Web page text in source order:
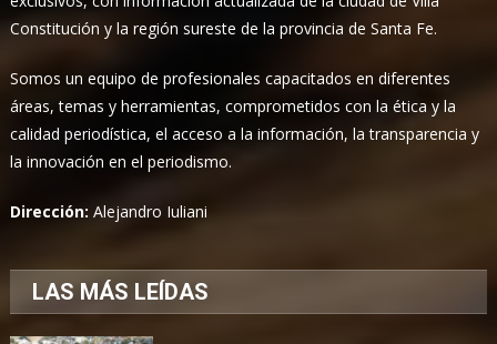
Constitución y la región sureste de la provincia de Santa Fe.
Somos un equipo de profesionales capacitados en diferentes
áreas, temas y herramientas, comprometidos con la ética y la
calidad periodística, el acceso a la información, la transparencia y
la innovación en el periodismo.
Dirección:Alejandro Iuliani
LAS MÁS LEÍDAS